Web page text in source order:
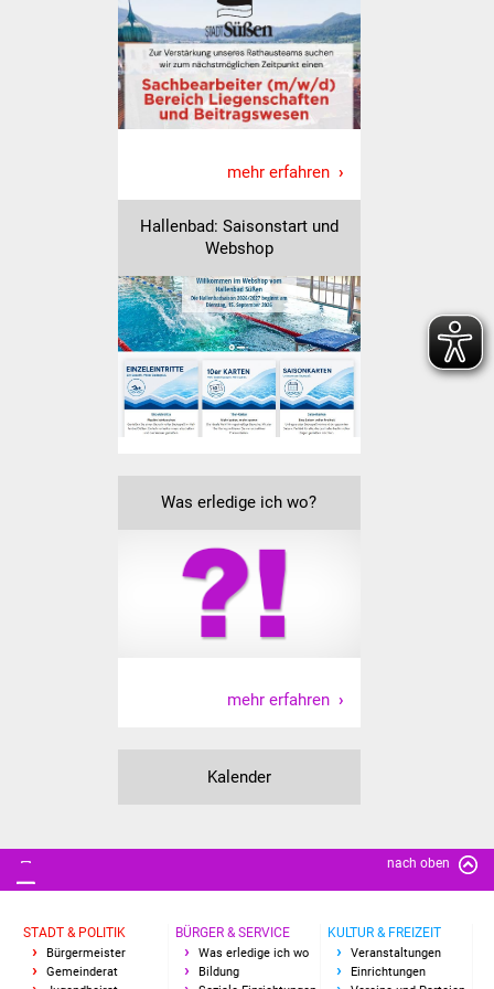
Veranstaltungen
Stadtfest
Ostermarkt
Einrichtungen
Stadtarchiv
Zehntscheuer
Bürgerhaus
Selbsteintrag Vereine
Erlebnisregion
Industriekultur
Lebenslagen
mehr erfahren
Hallenbad: Saisonstart und
Webshop
Was erledige ich wo?
mehr erfahren
Kalender
nach oben
STADT & POLITIK
Bürgermeister
Gemeinderat
BÜRGER & SERVICE
Was erledige ich wo
Bildung
KULTUR & FREIZEIT
Veranstaltungen
Einrichtungen